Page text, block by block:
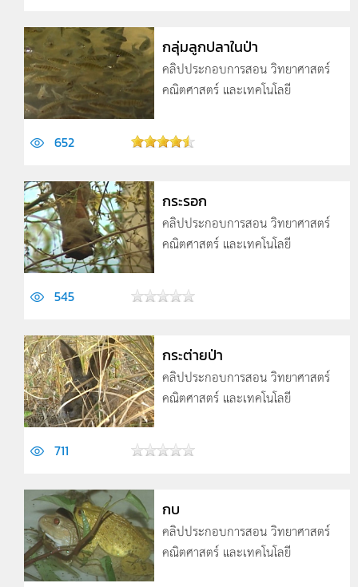
กลุ่มลูกปลาในป่า
คลิปประกอบการสอน วิทยาศาสตร์
คณิตศาสตร์ และเทคโนโลยี
652
กระรอก
คลิปประกอบการสอน วิทยาศาสตร์
คณิตศาสตร์ และเทคโนโลยี
545
กระต่ายป่า
คลิปประกอบการสอน วิทยาศาสตร์
คณิตศาสตร์ และเทคโนโลยี
711
กบ
คลิปประกอบการสอน วิทยาศาสตร์
คณิตศาสตร์ และเทคโนโลยี